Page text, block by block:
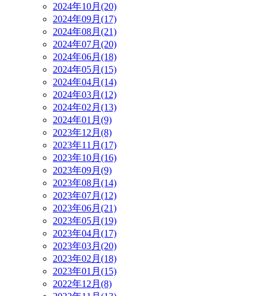
2024年10月(20)
2024年09月(17)
2024年08月(21)
2024年07月(20)
2024年06月(18)
2024年05月(15)
2024年04月(14)
2024年03月(12)
2024年02月(13)
2024年01月(9)
2023年12月(8)
2023年11月(17)
2023年10月(16)
2023年09月(9)
2023年08月(14)
2023年07月(12)
2023年06月(21)
2023年05月(19)
2023年04月(17)
2023年03月(20)
2023年02月(18)
2023年01月(15)
2022年12月(8)